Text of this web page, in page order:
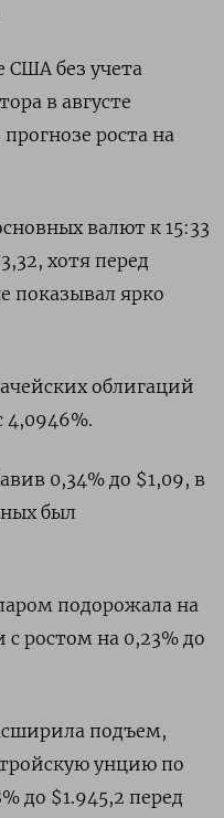
США без учета
в августе
роста на
валют к 15:33
хотя перед
показывал ярко
облигаций
4,0946%.
0,34% до $1,09, в
был
подорожала на
с ростом на 0,23% до
подъем,
тройскую унцию по
до $1.945,2​ перед